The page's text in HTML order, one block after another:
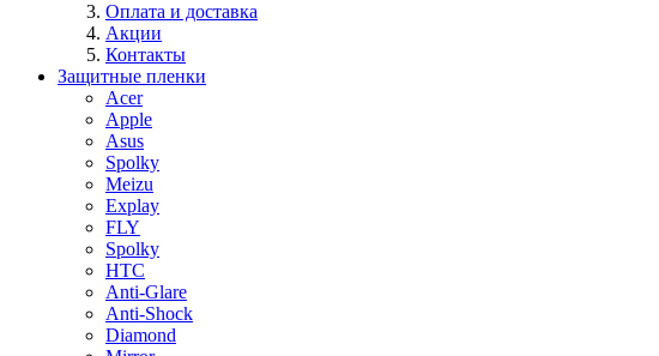
Оплата и доставка
Акции
Контакты
Защитные пленки
Acer
Apple
Asus
Spolky
Meizu
Explay
FLY
Spolky
HTC
Anti-Glare
Anti-Shock
Diamond